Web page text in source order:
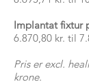
Implantat fixtur
6.870,80 kr. til
Pris er excl.
krone.